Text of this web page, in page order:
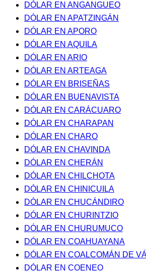
DÓLAR EN ANGANGUEO
DÓLAR EN APATZINGÁN
DÓLAR EN APORO
DÓLAR EN AQUILA
DÓLAR EN ARIO
DÓLAR EN ARTEAGA
DÓLAR EN BRISEÑAS
DÓLAR EN BUENAVISTA
DÓLAR EN CARÁCUARO
DÓLAR EN CHARAPAN
DÓLAR EN CHARO
DÓLAR EN CHAVINDA
DÓLAR EN CHERÁN
DÓLAR EN CHILCHOTA
DÓLAR EN CHINICUILA
DÓLAR EN CHUCÁNDIRO
DÓLAR EN CHURINTZIO
DÓLAR EN CHURUMUCO
DÓLAR EN COAHUAYANA
DÓLAR EN COALCOMÁN DE
DÓLAR EN COENEO